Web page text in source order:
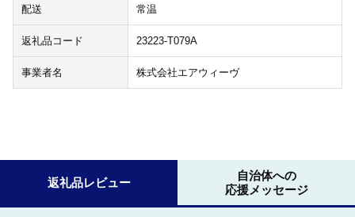
配送 常温
返礼品コード 23223-T079A
事業者名 株式会社エアウィーヴ
返礼品レビュー
自治体への
応援メッセージ